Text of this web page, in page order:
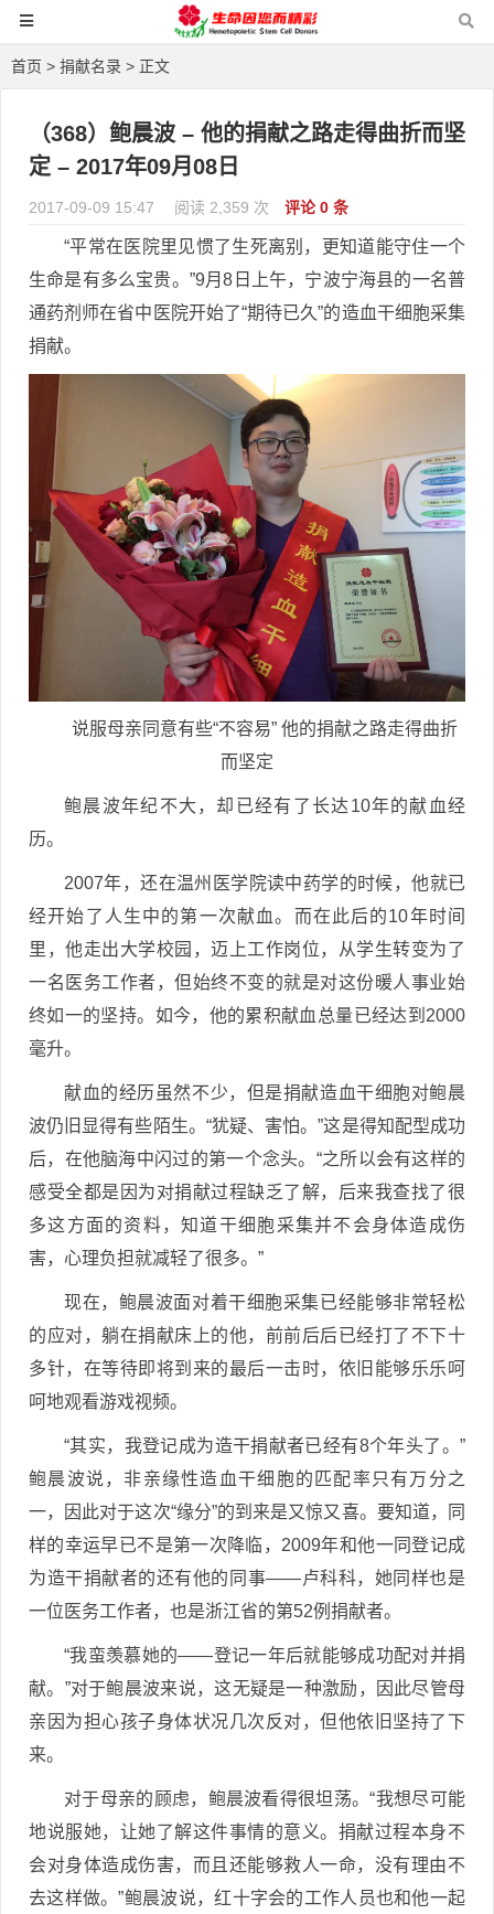
首页 > 捐献名录 > 正文
（368）鲍晨波 – 他的捐献之路走得曲折而坚
定 – 2017年09月08日
2017-09-09 15:47 阅读 2,359 次 评论 0 条
“平常在医院里见惯了生死离别，更知道能守住一个
生命是有多么宝贵。”9月8日上午，宁波宁海县的一名普
通药剂师在省中医院开始了“期待已久”的造血干细胞采集
捐献。
说服母亲同意有些“不容易” 他的捐献之路走得曲折
而坚定
鲍晨波年纪不大，却已经有了长达10年的献血经
历。
2007年，还在温州医学院读中药学的时候，他就已
经开始了人生中的第一次献血。而在此后的10年时间
里，他走出大学校园，迈上工作岗位，从学生转变为了
一名医务工作者，但始终不变的就是对这份暖人事业始
终如一的坚持。如今，他的累积献血总量已经达到2000
毫升。
献血的经历虽然不少，但是捐献造血干细胞对鲍晨
波仍旧显得有些陌生。“犹疑、害怕。”这是得知配型成功
后，在他脑海中闪过的第一个念头。“之所以会有这样的
感受全都是因为对捐献过程缺乏了解，后来我查找了很
多这方面的资料，知道干细胞采集并不会身体造成伤
害，心理负担就减轻了很多。”
现在，鲍晨波面对着干细胞采集已经能够非常轻松
的应对，躺在捐献床上的他，前前后后已经打了不下十
多针，在等待即将到来的最后一击时，依旧能够乐乐呵
呵地观看游戏视频。
“其实，我登记成为造干捐献者已经有8个年头了。”
鲍晨波说，非亲缘性造血干细胞的匹配率只有万分之
一，因此对于这次“缘分”的到来是又惊又喜。要知道，同
样的幸运早已不是第一次降临，2009年和他一同登记成
为造干捐献者的还有他的同事——卢科科，她同样也是
一位医务工作者，也是浙江省的第52例捐献者。
“我蛮羡慕她的——登记一年后就能够成功配对并捐
献。”对于鲍晨波来说，这无疑是一种激励，因此尽管母
亲因为担心孩子身体状况几次反对，但他依旧坚持了下
来。
对于母亲的顾虑，鲍晨波看得很坦荡。“我想尽可能
地说服她，让她了解这件事情的意义。捐献过程本身不
会对身体造成伤害，而且还能够救人一命，没有理由不
去这样做。”鲍晨波说，红十字会的工作人员也和他一起